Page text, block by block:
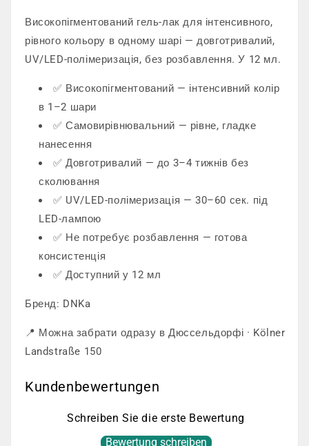
Високопігментований гель-лак для інтенсивного,
рівного кольору в одному шарі — довготривалий,
UV/LED-полімеризація, без розбавлення. У 12 мл.
✅ Високопігментований — інтенсивний колір
в 1–2 шари
✅ Самовирівнювальний — рівне, гладке
нанесення
✅ Довготривалий — до 3–4 тижнів без
сколювання
✅ UV/LED-полімеризація — 30–60 сек. під
LED-лампою
✅ Не потребує розбавлення — готова
консистенція
✅ Доступний у 12 мл
Бренд: DNKa
📍 Можна забрати одразу в Дюссельдорфі · Kölner
Landstraße 150
Kundenbewertungen
Schreiben Sie die erste Bewertung
Bewertung schreiben